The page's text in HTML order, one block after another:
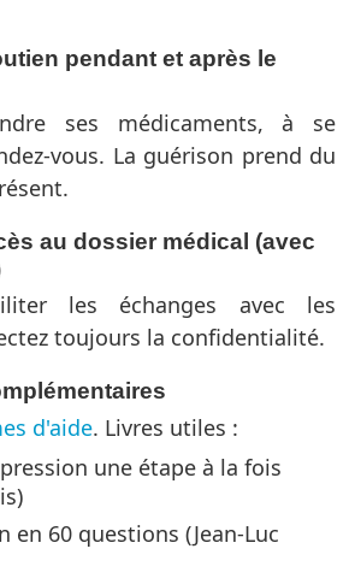
pendant et après le
ses médicaments, à se
vous. La guérison prend du
au dossier médical (avec
les échanges avec les
toujours la confidentialité.
d'aide. Livres utiles :
une étape à la fois
en 60 questions (Jean-Luc